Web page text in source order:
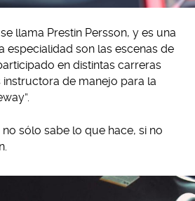
llama Prestin Persson, y es una
especialidad son las escenas de
en distintas carreras
de manejo para la
sólo sabe lo que hace, si no